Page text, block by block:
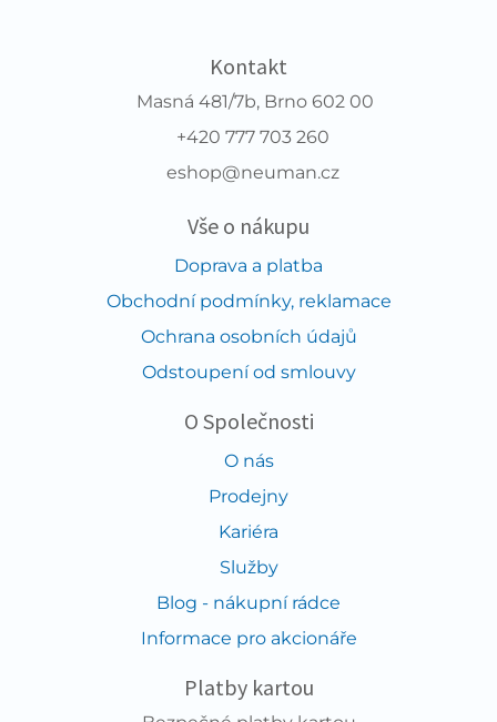
Kontakt
Masná 481/7b, Brno 602 00
+420 777 703 260
eshop@neuman.cz
Vše o nákupu
Doprava a platba
Obchodní podmínky, reklamace
Ochrana osobních údajů
Odstoupení od smlouvy
O Společnosti
O nás
Prodejny
Kariéra
Služby
Blog - nákupní rádce
Informace pro akcionáře
Platby kartou